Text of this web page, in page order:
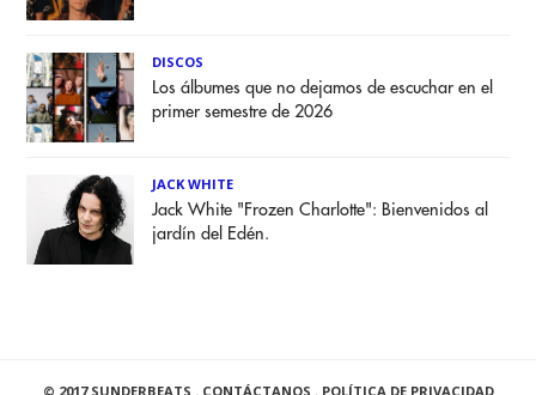
DISCOS
Los álbumes que no dejamos de escuchar en el
primer semestre de 2026
JACK WHITE
Jack White "Frozen Charlotte": Bienvenidos al
jardín del Edén.
© 2017 SUNDERBEATS . CONTÁCTANOS . POLÍTICA DE PRIVACIDAD